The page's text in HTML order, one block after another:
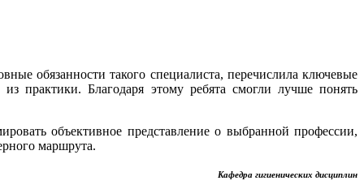
обязанности такого специалиста, перечислила ключевые
практики. Благодаря этому ребята смогли лучше понять
объективное представление о выбранной профессии,
маршрута.
Кафедра гигиенических дисциплин